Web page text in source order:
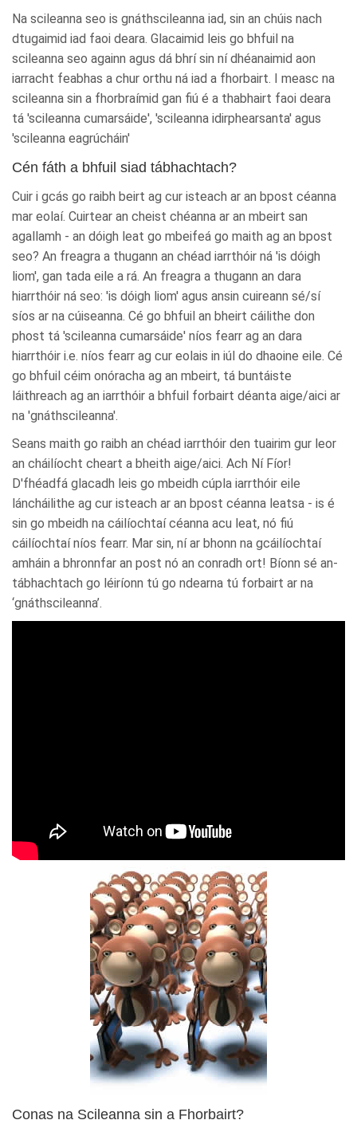
Na scileanna seo is gnáthscileanna iad, sin an chúis nach
dtugaimid iad faoi deara. Glacaimid leis go bhfuil na
scileanna seo againn agus dá bhrí sin ní dhéanaimid aon
iarracht feabhas a chur orthu ná iad a fhorbairt. I measc na
scileanna sin a fhorbraímid gan fiú é a thabhairt faoi deara
tá 'scileanna cumarsáide', 'scileanna idirphearsanta' agus
'scileanna eagrúcháin'
Cén fáth a bhfuil siad tábhachtach?
Cuir i gcás go raibh beirt ag cur isteach ar an bpost céanna
mar eolaí. Cuirtear an cheist chéanna ar an mbeirt san
agallamh - an dóigh leat go mbeifeá go maith ag an bpost
seo? An freagra a thugann an chéad iarrthóir ná 'is dóigh
liom', gan tada eile a rá. An freagra a thugann an dara
hiarrthóir ná seo: 'is dóigh liom' agus ansin cuireann sé/sí
síos ar na cúiseanna. Cé go bhfuil an bheirt cáilithe don
phost tá 'scileanna cumarsáide' níos fearr ag an dara
hiarrthóir i.e. níos fearr ag cur eolais in iúl do dhaoine eile. Cé
go bhfuil céim onóracha ag an mbeirt, tá buntáiste
láithreach ag an iarrthóir a bhfuil forbairt déanta aige/aici ar
na 'gnáthscileanna'.
Seans maith go raibh an chéad iarrthóir den tuairim gur leor
an cháilíocht cheart a bheith aige/aici. Ach Ní Fíor!
D'fhéadfá glacadh leis go mbeidh cúpla iarrthóir eile
láncháilithe ag cur isteach ar an bpost céanna leatsa - is é
sin go mbeidh na cáilíochtaí céanna acu leat, nó fiú
cáilíochtaí níos fearr. Mar sin, ní ar bhonn na gcáilíochtaí
amháin a bhronnfar an post nó an conradh ort! Bíonn sé an-
tábhachtach go léiríonn tú go ndearna tú forbairt ar na
‘gnáthscileanna’.
Conas na Scileanna sin a Fhorbairt?